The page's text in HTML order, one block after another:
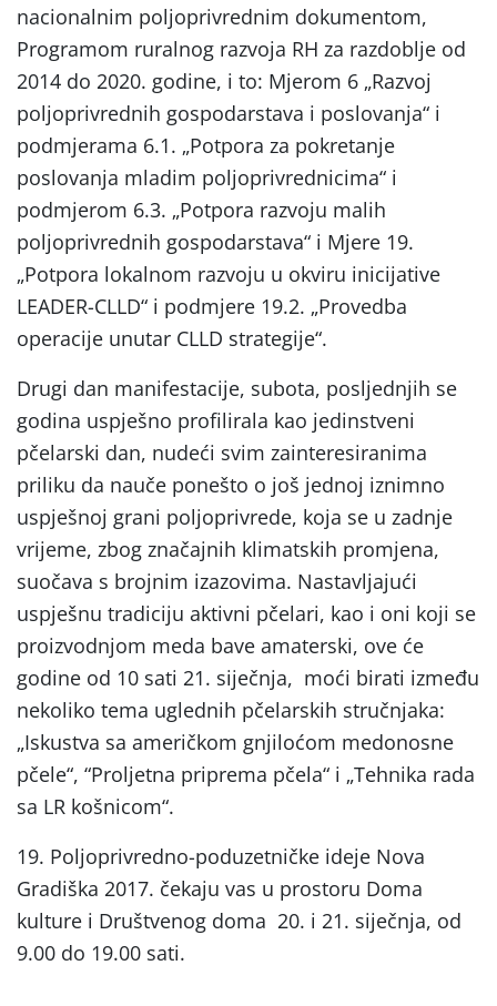
nacionalnim poljoprivrednim dokumentom,
Programom ruralnog razvoja RH za razdoblje od
2014 do 2020. godine, i to: Mjerom 6 „Razvoj
poljoprivrednih gospodarstava i poslovanja“ i
podmjerama 6.1. „Potpora za pokretanje
poslovanja mladim poljoprivrednicima“ i
podmjerom 6.3. „Potpora razvoju malih
poljoprivrednih gospodarstava“ i Mjere 19.
„Potpora lokalnom razvoju u okviru inicijative
LEADER-CLLD“ i podmjere 19.2. „Provedba
operacije unutar CLLD strategije“.
Drugi dan manifestacije, subota, posljednjih se
godina uspješno profilirala kao jedinstveni
pčelarski dan, nudeći svim zainteresiranima
priliku da nauče ponešto o još jednoj iznimno
uspješnoj grani poljoprivrede, koja se u zadnje
vrijeme, zbog značajnih klimatskih promjena,
suočava s brojnim izazovima. Nastavljajući
uspješnu tradiciju aktivni pčelari, kao i oni koji se
proizvodnjom meda bave amaterski, ove će
godine od 10 sati 21. siječnja, moći birati između
nekoliko tema uglednih pčelarskih stručnjaka:
„Iskustva sa američkom gnjiloćom medonosne
pčele“, “Proljetna priprema pčela“ i „Tehnika rada
sa LR košnicom“.
19. Poljoprivredno-poduzetničke ideje Nova
Gradiška 2017. čekaju vas u prostoru Doma
kulture i Društvenog doma 20. i 21. siječnja, od
9.00 do 19.00 sati.